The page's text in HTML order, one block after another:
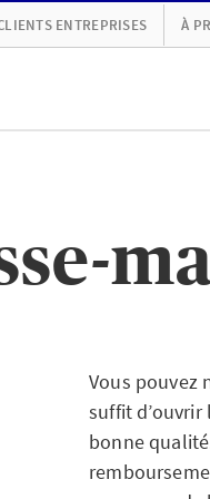
ENTREPRISES À
Vous pouvez
suffit d’ouvrir
bonne